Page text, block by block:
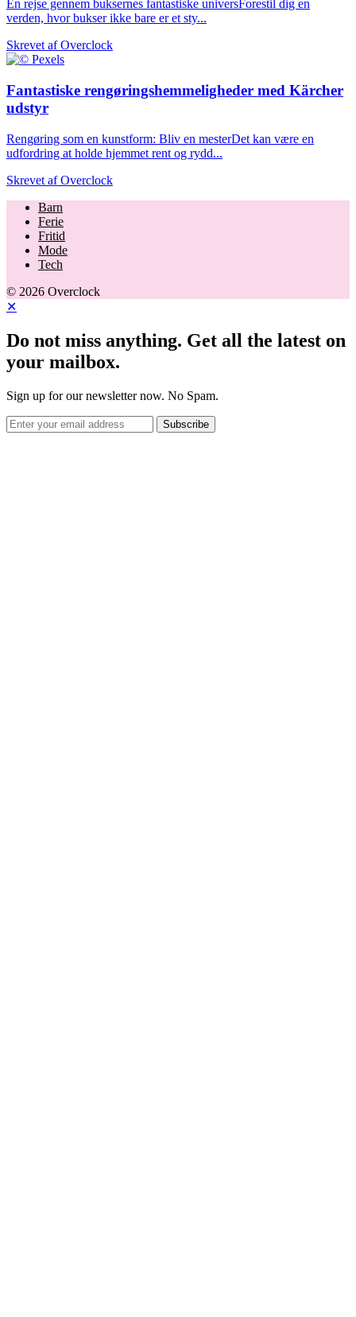
En rejse gennem buksernes fantastiske universForestil dig en
verden, hvor bukser ikke bare er et sty...
Skrevet afOverclock
Fantastiske rengøringshemmeligheder med Kärcher
udstyr
Rengøring som en kunstform: Bliv en mesterDet kan være en
udfordring at holde hjemmet rent og rydd...
Skrevet afOverclock
Barn
Ferie
Fritid
Mode
Tech
© 2026 Overclock
✕
Do not miss anything. Get all the latest on
your mailbox.
Sign up for our newsletter now. No Spam.